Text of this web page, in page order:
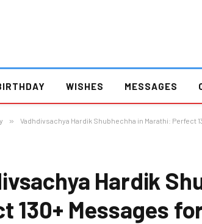
WISHES MESSAGES
» Vadhdivsachya Hardik Shubhechha in Marathi: Perfect
Hardik
130+ Messages